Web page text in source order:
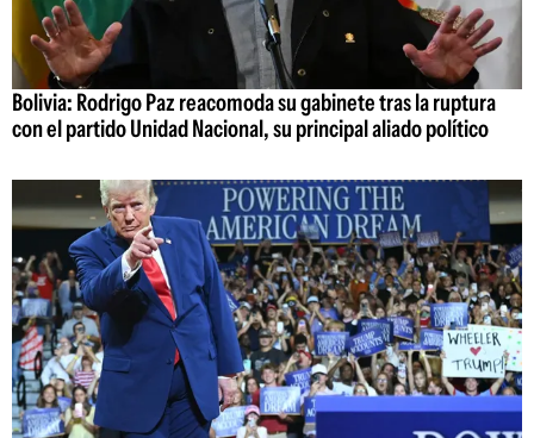
Bolivia: Rodrigo Paz reacomoda su gabinete tras la ruptura
con el partido Unidad Nacional, su principal aliado político